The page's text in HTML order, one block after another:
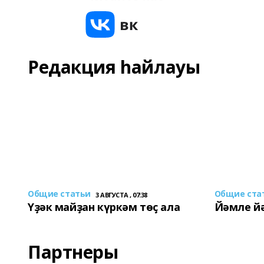
Редакция һайлауы
Общие статьи 3 АВГУСТА , 07:38
Үҙәк майҙан күркәм төҫ ала
Общие
Йәмле
Партнеры